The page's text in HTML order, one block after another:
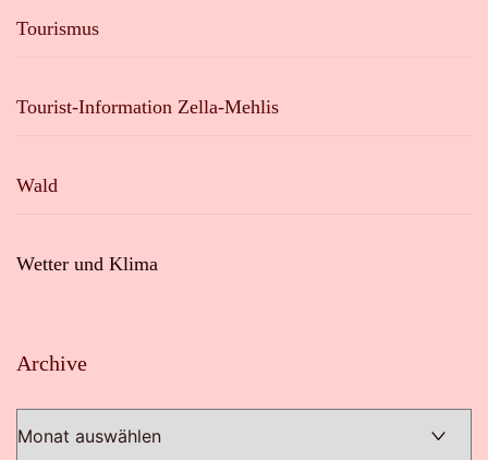
Tourismus
Tourist-Information Zella-Mehlis
Wald
Wetter und Klima
Archive